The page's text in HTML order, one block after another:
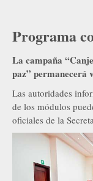
Programa
La campaña
paz” permanecerá
Las autoridades
de los módulos
oficiales de la